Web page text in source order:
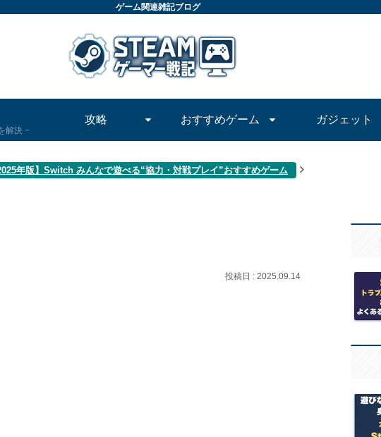
ゲーム関連雑記ブログ
解決
攻略 おすすめゲーム ガジェット
年版】Switch みんなで遊べる“協力・対戦プレイ”おすすめゲーム
2025.09.14